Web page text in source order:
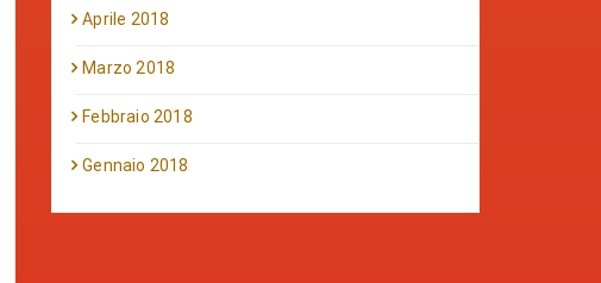
Aprile 2018
Marzo 2018
Febbraio 2018
Gennaio 2018